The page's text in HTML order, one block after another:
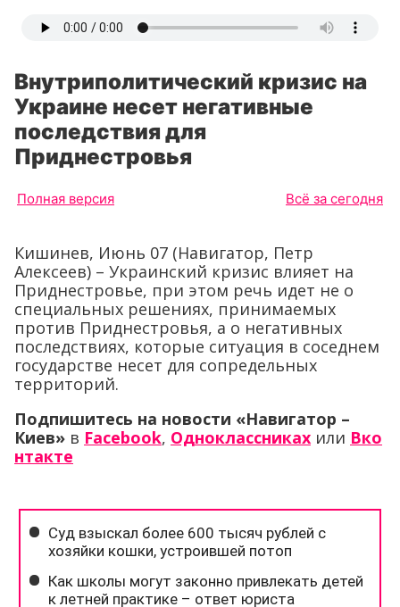
Внутриполитический кризис на
Украине несет негативные
последствия для
Приднестровья
Полная версия Всё за сегодня
Кишинев, Июнь 07 (Навигатор, Петр
Алексеев) – Украинский кризис влияет на
Приднестровье, при этом речь идет не о
специальных решениях, принимаемых
против Приднестровья, а о негативных
последствиях, которые ситуация в соседнем
государстве несет для сопредельных
территорий.
Подпишитесь на новости «Навигатор –
Киев» в Facebook, Одноклассниках или Вко
нтакте